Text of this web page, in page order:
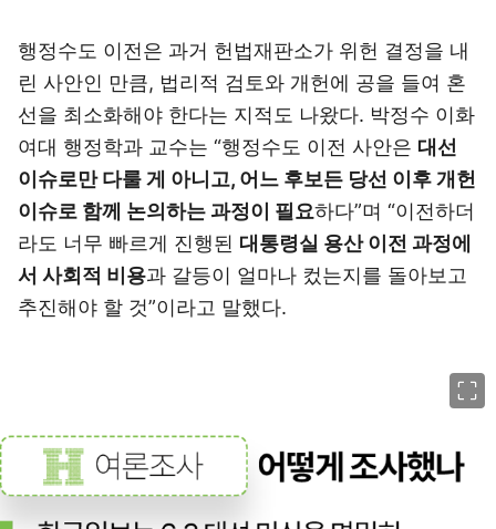
행정수도 이전은 과거 헌법재판소가 위헌 결정을 내
린 사안인 만큼, 법리적 검토와 개헌에 공을 들여 혼
선을 최소화해야 한다는 지적도 나왔다. 박정수 이화
여대 행정학과 교수는 “행정수도 이전 사안은 대선
이슈로만 다룰 게 아니고, 어느 후보든 당선 이후 개헌
이슈로 함께 논의하는 과정이 필요하다”며 “이전하더
라도 너무 빠르게 진행된 대통령실 용산 이전 과정에
서 사회적 비용과 갈등이 얼마나 컸는지를 돌아보고
추진해야 할 것”이라고 말했다.